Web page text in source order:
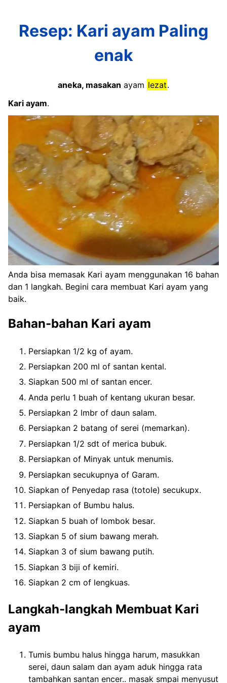
Resep: Kari ayam Paling
enak
aneka, masakan ayam lezat.
Kari ayam.
Anda bisa memasak Kari ayam menggunakan 16 bahan
dan 1 langkah. Begini cara membuat Kari ayam yang
baik.
Bahan-bahan Kari ayam
Persiapkan 1/2 kg of ayam.
Persiapkan 200 ml of santan kental.
Siapkan 500 ml of santan encer.
Anda perlu 1 buah of kentang ukuran besar.
Persiapkan 2 lmbr of daun salam.
Persiapkan 2 batang of serei (memarkan).
Persiapkan 1/2 sdt of merica bubuk.
Persiapkan of Minyak untuk menumis.
Persiapkan secukupnya of Garam.
Siapkan of Penyedap rasa (totole) secukupx.
Persiapkan of Bumbu halus.
Siapkan 5 buah of lombok besar.
Siapkan 5 of sium bawang merah.
Siapkan 3 of sium bawang putih.
Siapkan 3 biji of kemiri.
Siapkan 2 cm of lengkuas.
Langkah-langkah Membuat Kari
ayam
Tumis bumbu halus hingga harum, masukkan
serei, daun salam dan ayam aduk hingga rata
tambahkan santan encer.. masak smpai menyusut